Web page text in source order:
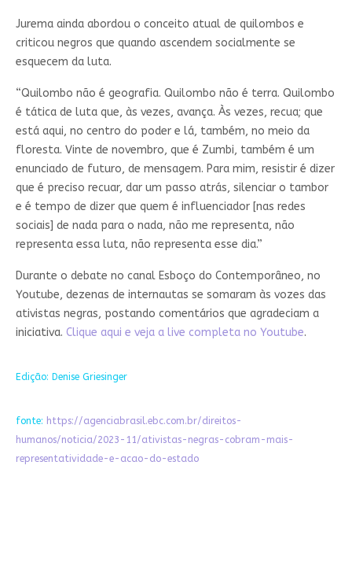
Jurema ainda abordou o conceito atual de quilombos e
criticou negros que quando ascendem socialmente se
esquecem da luta.
“Quilombo não é geografia. Quilombo não é terra. Quilombo
é tática de luta que, às vezes, avança. Às vezes, recua; que
está aqui, no centro do poder e lá, também, no meio da
floresta. Vinte de novembro, que é Zumbi, também é um
enunciado de futuro, de mensagem. Para mim, resistir é dizer
que é preciso recuar, dar um passo atrás, silenciar o tambor
e é tempo de dizer que quem é influenciador [nas redes
sociais] de nada para o nada, não me representa, não
representa essa luta, não representa esse dia.”
Durante o debate no canal Esboço do Contemporâneo, no
Youtube, dezenas de internautas se somaram às vozes das
ativistas negras, postando comentários que agradeciam a
iniciativa. Clique aqui e veja a live completa no Youtube.
Edição: Denise Griesinger
fonte: https://agenciabrasil.ebc.com.br/direitos-
humanos/noticia/2023-11/ativistas-negras-cobram-mais-
representatividade-e-acao-do-estado